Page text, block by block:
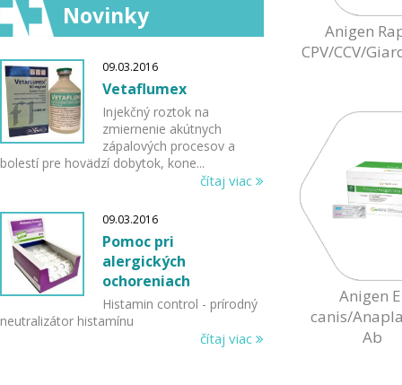
Novinky
09.03.2016
Vetaflumex
Injekčný roztok na
zmiernenie akútnych
zápalových procesov a
bolestí pre hovädzí dobytok, kone...
čítaj viac
09.03.2016
Pomoc pri
alergických
ochoreniach
Histamin control - prírodný
neutralizátor histamínu
čítaj viac
Anigen
CPV/CCV/
Anigen
canis/
Ab